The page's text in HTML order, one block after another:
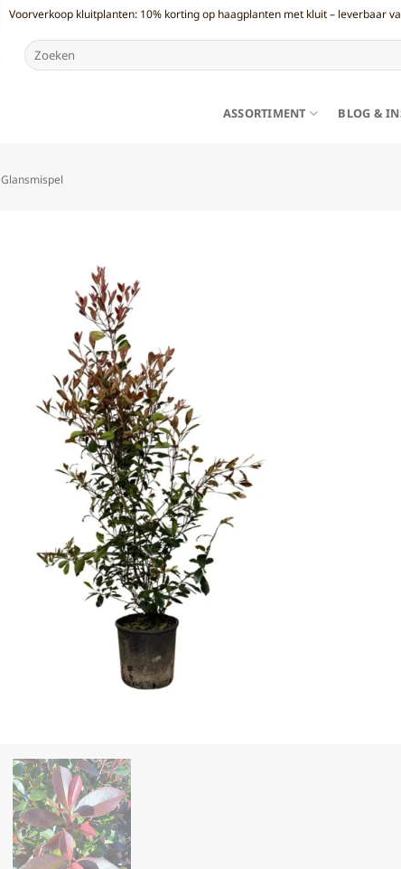
Voorverkoop kluitplanten: 10% korting op haagplanten met kluit – leverbaar
Zoeken
naar:
ASSORTIMENT BLOG &
Glansmispel